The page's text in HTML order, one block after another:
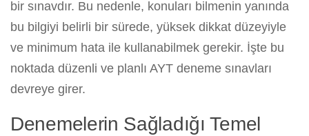
bir sınavdır. Bu nedenle, konuları bilmenin yanında
bu bilgiyi belirli bir sürede, yüksek dikkat düzeyiyle
ve minimum hata ile kullanabilmek gerekir. İşte bu
noktada düzenli ve planlı AYT deneme sınavları
devreye girer.
Denemelerin Sağladığı Temel